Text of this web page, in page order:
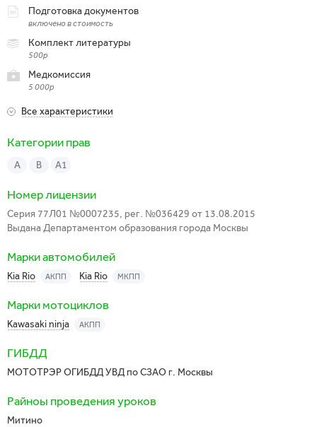
Подготовка документов
включено в стоимость
Комплект литературы
500р
Медкомиссия
5 000р
Все характеристики
Категории прав
A B A1
Номер лицензии
Серия 77Л01 №0007235, рег. №036429 от 13.08.2015
Выдана Департаментом образования города Москвы
Марки автомобилей
Kia Rio АКПП Kia Rio МКПП
Марки мотоциклов
Kawasaki ninja АКПП
ГИБДД
МОТОТРЭР ОГИБДД УВД по СЗАО г. Москвы
Райноы проведения уроков
Митино